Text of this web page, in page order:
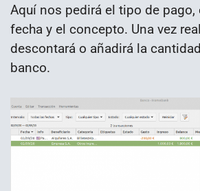
Aquí nos pedirá el tipo de pago,
fecha y el concepto. Una vez
descontará o añadirá la
banco.